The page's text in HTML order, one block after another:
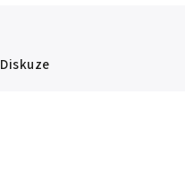
Diskuze